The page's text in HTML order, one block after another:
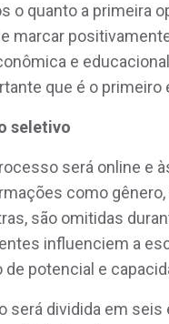
o quanto a primeira
marcar
e
que é o primeiro
seletivo
será online e
como
são omitidas
influenciem a
de potencial e
será dividida em